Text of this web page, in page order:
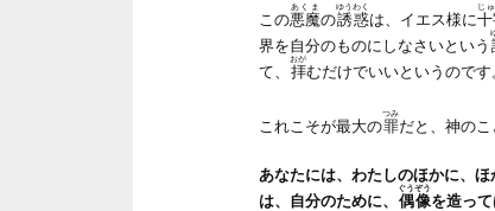
この悪魔
あくま
の誘惑
ゆうわく
は、イエス様に
じ
界を自分のものにしなさいという
て、 拝
おが
むだけでいいというのです
これこそが最大の罪
つみ
だと、神のこ
あなたには、わたしのほかに、
は、自分のために、 偶像
ぐうぞう
を造っ